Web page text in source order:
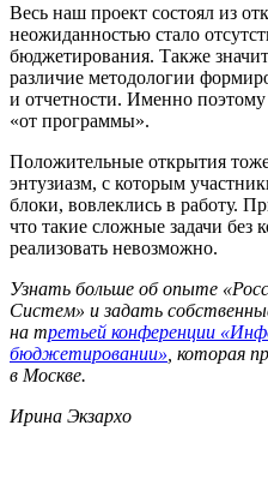
Весь наш проект состоял из
неожиданностью стало
бюджетирования. Также
различие методологии
и отчетности. Именно
«от программы».
Положительные открытия
энтузиазм, с которым
блоки, вовлеклись в работу.
что такие сложные задачи
реализовать невозможно.
Узнать больше об опыте
Систем» и задать
на третьей конференции
бюджетировании» , которая
в Москве.
Ирина Экзархо